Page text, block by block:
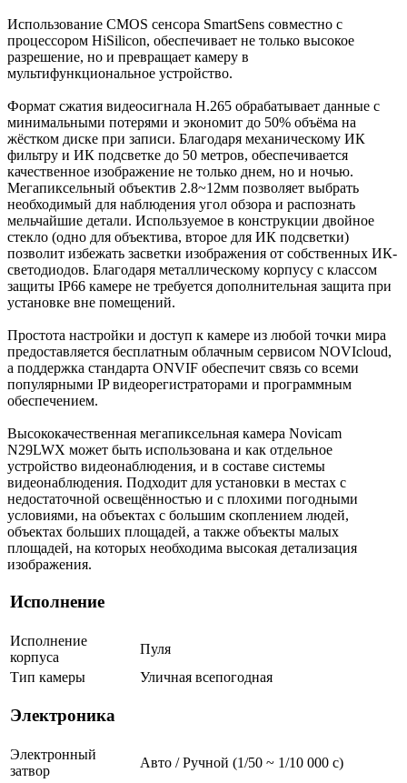
Использование CMOS сенсора SmartSens совместно с
процессором HiSilicon, обеспечивает не только высокое
разрешение, но и превращает камеру в
мультифункциональное устройство.
Формат сжатия видеосигнала H.265 обрабатывает данные с
минимальными потерями и экономит до 50% объёма на
жёстком диске при записи. Благодаря механическому ИК
фильтру и ИК подсветке до 50 метров, обеспечивается
качественное изображение не только днем, но и ночью.
Мегапиксельный объектив 2.8~12мм позволяет выбрать
необходимый для наблюдения угол обзора и распознать
мельчайшие детали. Используемое в конструкции двойное
стекло (одно для объектива, второе для ИК подсветки)
позволит избежать засветки изображения от собственных ИК-
светодиодов. Благодаря металлическому корпусу с классом
защиты IP66 камере не требуется дополнительная защита при
установке вне помещений.
Простота настройки и доступ к камере из любой точки мира
предоставляется бесплатным облачным сервисом NOVIcloud,
а поддержка стандарта ONVIF обеспечит связь со всеми
популярными IP видеорегистраторами и программным
обеспечением.
Высококачественная мегапиксельная камера Novicam
N29LWX может быть использована и как отдельное
устройство видеонаблюдения, и в составе системы
видеонаблюдения. Подходит для установки в местах с
недостаточной освещённостью и с плохими погодными
условиями, на объектах с большим скоплением людей,
объектах больших площадей, а также объекты малых
площадей, на которых необходима высокая детализация
изображения.
Исполнение
Исполнение
корпуса
Пуля
Тип камеры
Уличная всепогодная
Электроника
Электронный
затвор
Авто / Ручной (1/50 ~ 1/10 000 с)